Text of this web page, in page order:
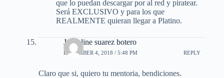
que lo puedan descargar por al red y piratear.
Será EXCLUSIVO y para los que
REALMENTE quieran llegar a Platino.
Jackeline suarez botero
DECEMBER 4, 2018 / 5:48 PM REPLY
Claro que si, quiero tu mentoria, bendiciones.